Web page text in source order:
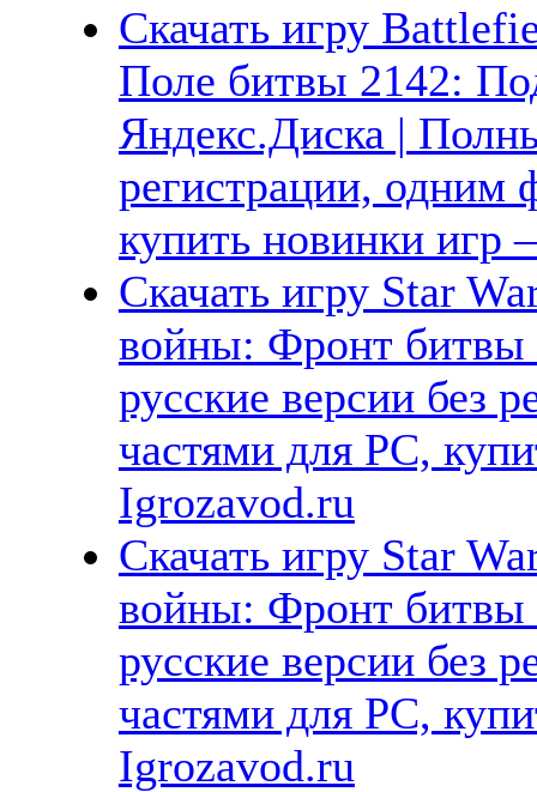
Скачать игру
Поле битвы 2142:
Яндекс.Диска |
регистрации, одним
купить новинки
Скачать игру Star
войны: Фронт битвы
русские версии без
частями для PC,
Igrozavod.ru
Скачать игру Star
войны: Фронт битвы
русские версии без
частями для PC,
Igrozavod.ru